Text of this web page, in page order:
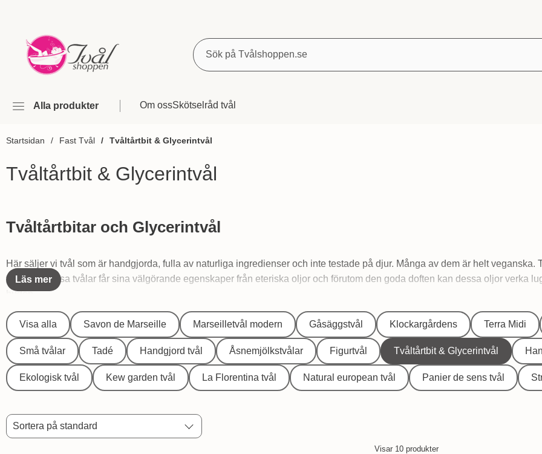
Sök
Alla produkter Om ossSkötselråd tvål
Startsidan Fast Tvål Tvåltårtbit & Glycerintvål
Tvåltårtbit & Glycerintvål
till
produkter
Läs mer
Tvåltårtbitar och Glycerintvål
Här säljer vi tvål som är handgjorda, fulla av naturliga ingredienser och inte testade på djur. Många av dem är helt
flesta av dessa tvålar får sina välgörande egenskaper från eteriska oljor och förutom den goda doften kan dessa oljor verka
huden.
Underkategorier
Visa alla
I Fast Tvål Savon de Marseille Marseilletvål modern Gåsäggstvål Klockargårdens Terra Midi
Små tvålar Tadé Handgjord tvål Åsnemjölkstvålar Figurtvål Tvåltårtbit & Glycerintvål
Ekologisk tvål Kew garden tvål La Florentina tvål Natural european tvål Panier de sens tvål
Hoppa
över
filtersektionen
Filtrera & sortera
Sortera
Sortera på standard
Visar 10 produkter